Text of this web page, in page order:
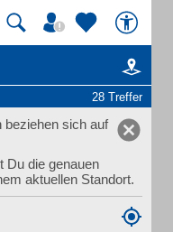
28 Treffer
beziehen sich auf
Du die genauen
aktuellen Standort.